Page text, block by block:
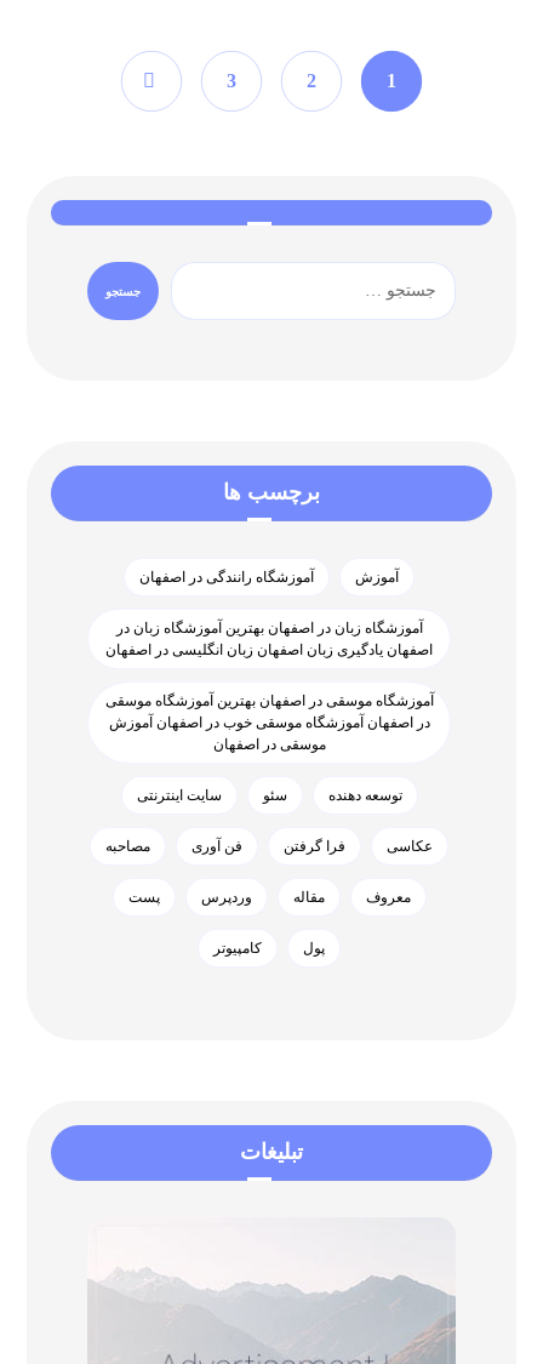
1
2
3
برچسب ها
آموزش آموزشگاه رانندگی در اصفهان
آموزشگاه زبان در اصفهان بهترین آموزشگاه زبان در
اصفهان یادگیری زبان اصفهان زبان انگلیسی در اصفهان
آموزشگاه موسقی در اصفهان بهترین آموزشگاه موسقی
در اصفهان آموزشگاه موسقی خوب در اصفهان آموزش
موسقی در اصفهان
توسعه دهنده سئو سایت اینترنتی
عکاسی فرا گرفتن فن آوری مصاحبه
معروف مقاله وردپرس پست
پول کامپیوتر
تبلیغات